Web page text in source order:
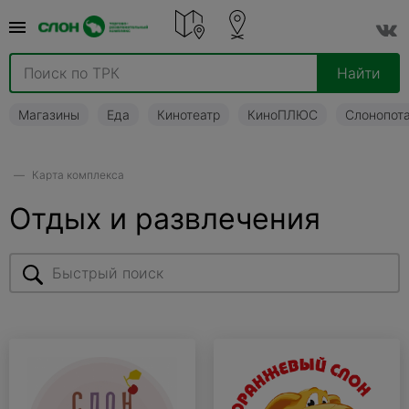
Найти
Магазины Еда Кинотеатр КиноПЛЮС
Карта комплекса
Отдых и развлечения